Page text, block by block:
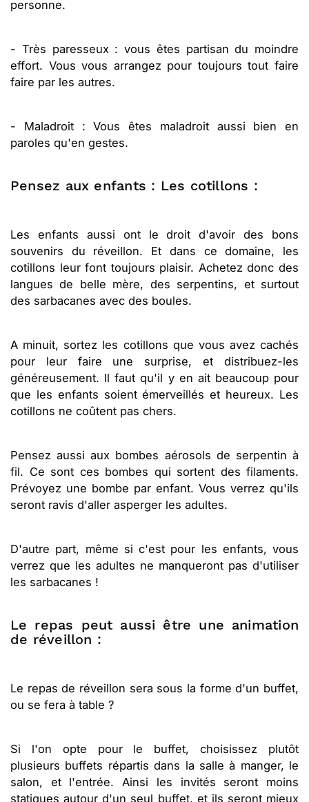
personne.
- Très paresseux : vous êtes partisan du moindre
effort. Vous vous arrangez pour toujours tout faire
faire par les autres.
- Maladroit : Vous êtes maladroit aussi bien en
paroles qu'en gestes.
Pensez aux enfants : Les cotillons :
Les enfants aussi ont le droit d'avoir des bons
souvenirs du réveillon. Et dans ce domaine, les
cotillons leur font toujours plaisir. Achetez donc des
langues de belle mère, des serpentins, et surtout
des sarbacanes avec des boules.
A minuit, sortez les cotillons que vous avez cachés
pour leur faire une surprise, et distribuez-les
généreusement. Il faut qu'il y en ait beaucoup pour
que les enfants soient émerveillés et heureux. Les
cotillons ne coûtent pas chers.
Pensez aussi aux bombes aérosols de serpentin à
fil. Ce sont ces bombes qui sortent des filaments.
Prévoyez une bombe par enfant. Vous verrez qu'ils
seront ravis d'aller asperger les adultes.
D'autre part, même si c'est pour les enfants, vous
verrez que les adultes ne manqueront pas d'utiliser
les sarbacanes !
Le repas peut aussi être une animation
de réveillon :
Le repas de réveillon sera sous la forme d'un buffet,
ou se fera à table ?
Si l'on opte pour le buffet, choisissez plutôt
plusieurs buffets répartis dans la salle à manger, le
salon, et l'entrée. Ainsi les invités seront moins
statiques autour d'un seul buffet, et ils seront mieux